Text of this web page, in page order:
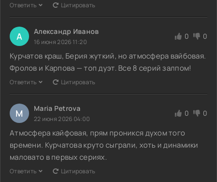
Ответить Цитировать
А Александр Иванов
16 июня 2026 11:20
0 0
Курчатов краш, Берия жуткий, но атмосфера вайбовая.
Фролов и Карпова — топ дуэт. Все 8 серий залпом!
Ответить Цитировать
M Maria Petrova
22 июня 2026 04:00
0 0
Атмосфера кайфовая, прям проникся духом того
времени. Курчатова круто сыграли, хоть и динамики
маловато в первых сериях.
Ответить Цитировать